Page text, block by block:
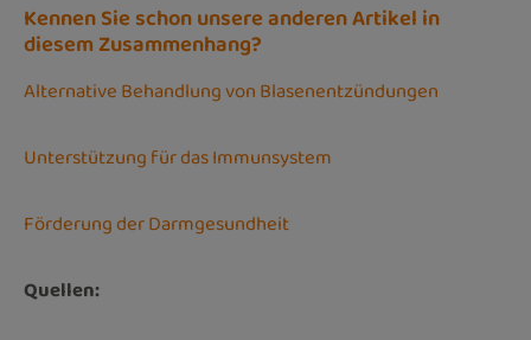
Kennen Sie schon unsere anderen Artikel in
diesem Zusammenhang?
Alternative Behandlung von Blasenentzündungen
Unterstützung für das Immunsystem
Förderung der Darmgesundheit
Quellen: